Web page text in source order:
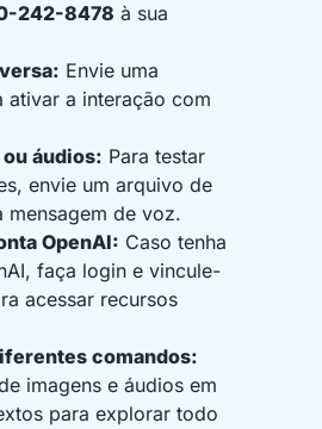
242-8478 à sua
Envie uma
ativar a interação com
áudios: Para testar
envie um arquivo de
mensagem de voz.
OpenAI: Caso tenha
faça login e vincule-
acessar recursos
comandos:
imagens e áudios em
para explorar todo